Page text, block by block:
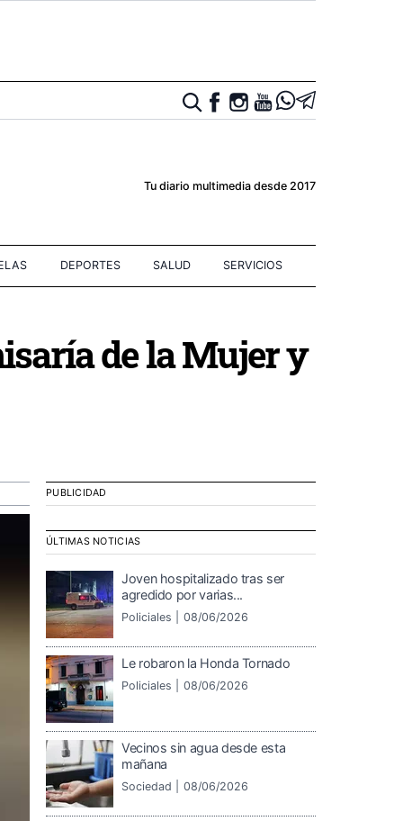
Tu diario multimedia desde 2017
DEPORTES SALUD SERVICIOS
de la Mujer y
PUBLICIDAD
ÚLTIMAS NOTICIAS
Joven hospitalizado tras ser
agredido por varias...
Policiales | 08/06/2026
Le robaron la Honda Tornado
Policiales | 08/06/2026
Vecinos sin agua desde esta
mañana
Sociedad | 08/06/2026